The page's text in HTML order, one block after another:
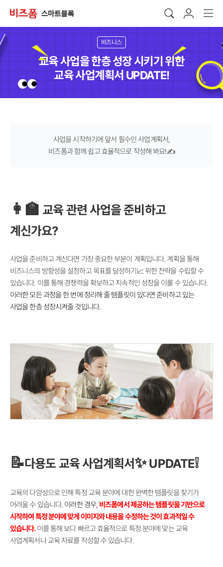
비즈니스
교육 사업을 한층 성장 시키기 위한
교육 사업계획서 UPDATE!
사업을 시작하기에 앞서 필수인 사업계획서,
비즈폼과 함께 쉽고 효율적으로 작성해 봐요!✍️
👩‍🏫 교육 관련 사업을 준비하고
계신가요?
사업을 준비하고 계신다면 가장 중요한 부분이 계획입니다. 계획을 통해
비즈니스의 방향성을 설정하고 목표를 달성하기📈 위한 전략을 수립할 수
있습니다. 이를 통해 경쟁력을 확보하고 지속적인 성장을 이룰 수 있습니다.
이러한모든 과정을 한 번에 정리해 줄 템플릿이 있다면 준비하고 있는
사업을 한층 성장시켜줄 것입니다.
📝다용도 교육사업계획서✨UPDATE❕
교육의 다양성으로 인해 특정 교육 분야에 대한 완벽한 템플릿을 찾기가
어려울 수 있습니다. 이러한 경우, 비즈폼에서 제공하는 템플릿을 기반으로
시작하여 특정 분야에 맞게 이미지와 내용을 수정하는 것이 효과적일 수
있습니다. 이를 통해 보다 빠르고 효율적으로 특정 분야에 맞는 교육
사업계획서나 교육 자료를 작성할 수 있습니다.